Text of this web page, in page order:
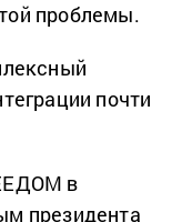
проблемы.
почти
в
президента